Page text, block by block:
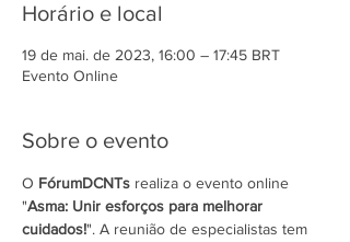
Horário e local
19 de mai. de 2023, 16:00 – 17:45 BRT
Evento Online
Sobre o evento
O FórumDCNTs realiza o evento online
"Asma: Unir esforços para melhorar
cuidados!". A reunião de especialistas tem